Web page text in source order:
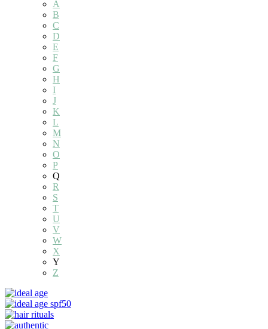
A
B
C
D
E
F
G
H
I
J
K
L
M
N
O
P
Q
R
S
T
U
V
W
X
Y
Z